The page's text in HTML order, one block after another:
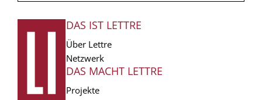
FUSSZEILE
DAS IST LETTRE
Über Lettre
Netzwerk
DAS MACHT LETTRE
Projekte